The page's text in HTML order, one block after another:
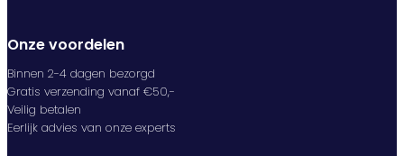
Onze voordelen
Binnen 2-4 dagen bezorgd
Gratis verzending vanaf €50,-
Veilig betalen
Eerlijk advies van onze experts